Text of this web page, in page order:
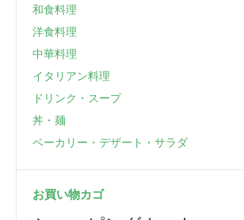
和食料理
洋食料理
中華料理
イタリアン料理
ドリンク・スープ
丼・麺
ベーカリー・デザート・サラダ
お買い物カゴ